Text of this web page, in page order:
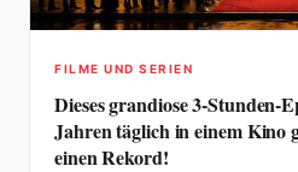
FILME UND SERIEN
Dieses grandiose 3-Stunden-
Jahren täglich in einem Kino
einen Rekord!